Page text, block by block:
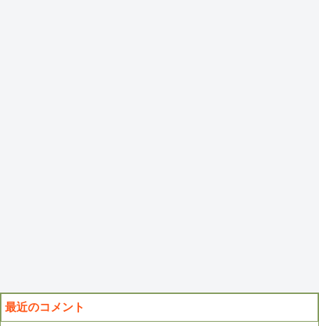
最近のコメント